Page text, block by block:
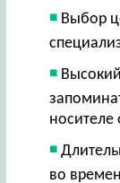
Выбор
носителе
во